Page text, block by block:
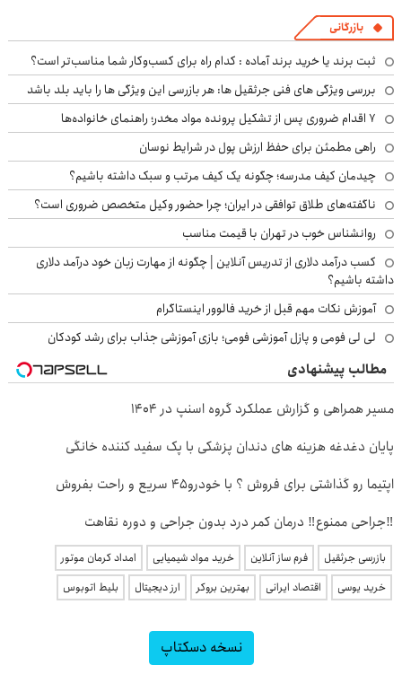
بازرگانی
ثبت برند یا خرید برند آماده : کدام راه برای کسب‌وکار شما مناسب‌تر است؟
بررسی ویژگی های فنی جرثقیل ها: هر بازرسی این ویژگی ها را باید بلد باشد
۷ اقدام ضروری پس از تشکیل پرونده مواد مخدر؛ راهنمای خانواده‌ها
راهی مطمئن برای حفظ ارزش پول در شرایط نوسان
چیدمان کیف مدرسه؛ چگونه یک کیف مرتب و سبک داشته باشیم؟
ناگفته‌های طلاق توافقی در ایران؛ چرا حضور وکیل متخصص ضروری است؟
روانشناس خوب در تهران با قیمت مناسب
کسب درآمد دلاری از تدریس آنلاین | چگونه از مهارت زبان خود درآمد دلاری
داشته باشیم؟
آموزش نکات مهم قبل از خرید فالوور اینستاگرام
لی لی فومی و پازل آموزشی فومی؛ بازی آموزشی جذاب برای رشد کودکان
مطالب پیشنهادی
مسیر همراهی و گزارش عملکرد گروه اسنپ در ۱۴۰۴
پایان دغدغه هزینه های دندان پزشکی با پک سفید کننده خانگی
اپتیما رو گذاشتی برای فروش ؟ با خودرو45 سریع و راحت بفروش
‼️جراحی ممنوع‼️ درمان کمر درد بدون جراحی و دوره نقاهت
بازرسی جرثقیل فرم ساز آنلاین خرید مواد شیمیایی
امداد کرمان موتور
خرید یوسی
اقتصاد ایرانی بهترین بروکر ارز دیجیتال بلیط اتوبوس
نسخه دسکتاپ